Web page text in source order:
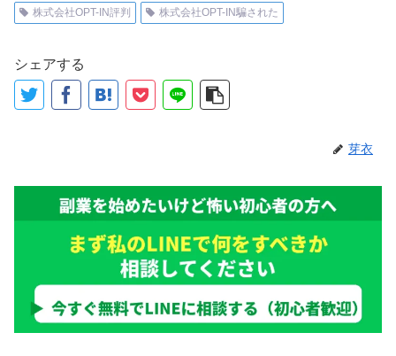
株式会社OPT-IN評判
株式会社OPT-IN騙された
シェアする
芽衣